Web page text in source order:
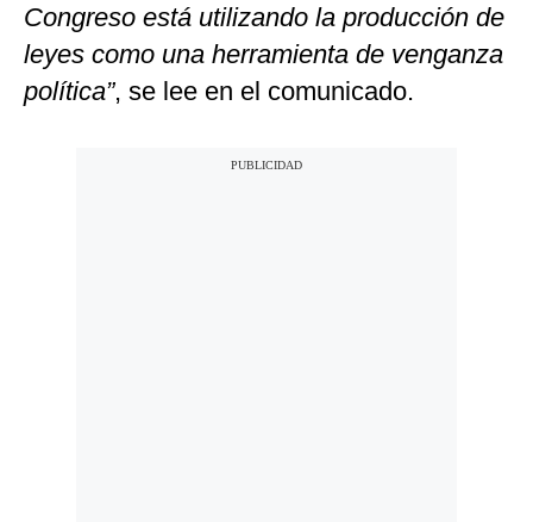
Congreso está utilizando la producción de
leyes como una herramienta de venganza
política”, se lee en el comunicado.